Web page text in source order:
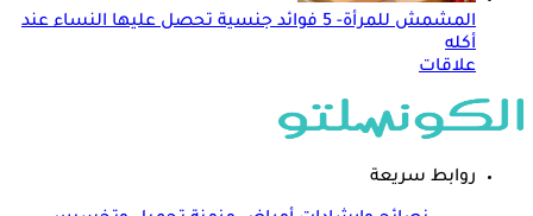
المشمش للمرأة- 5 فوائد جنسية تحصل عليها النساء عند
أكله
علاقات
روابط سريعة